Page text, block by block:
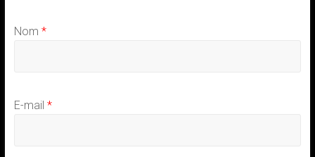
Nom *
E-mail *